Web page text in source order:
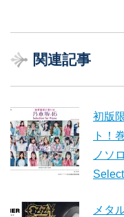
関連記事
初版
ト！
ノソ
メタ